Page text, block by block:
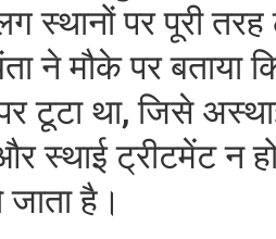
पर पूरी तरह
ने मौके पर बताया
टूटा था, जिसे
स्थाई ट्रीटमेंट न
है।